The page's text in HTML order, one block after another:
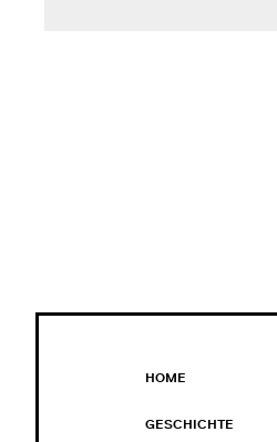
HOME
GESCHICHTE